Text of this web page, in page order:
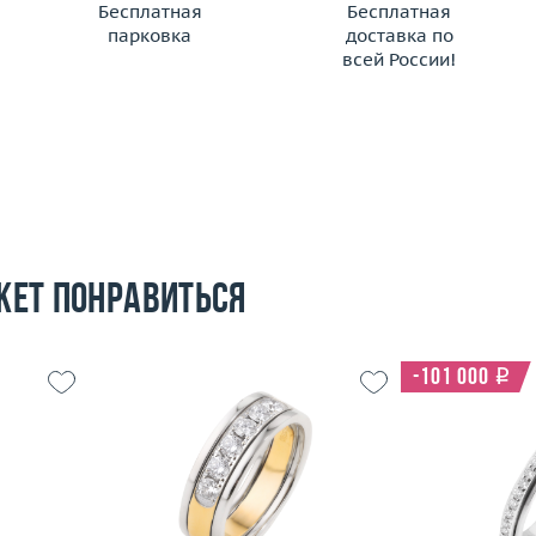
Бесплатная
парковка
Бесплатная
доставка по
всей России!
понравиться
Материал
золото 750 пробы
-101 000 i